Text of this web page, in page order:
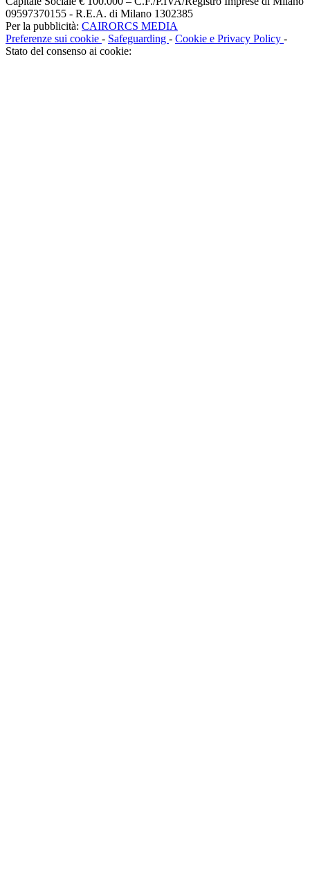
09597370155 - R.E.A. di Milano 1302385
Per la pubblicità: CAIRORCS MEDIA
Preferenze sui cookie - Safeguarding - Cookie e Privacy Policy -
Stato del consenso ai cookie: